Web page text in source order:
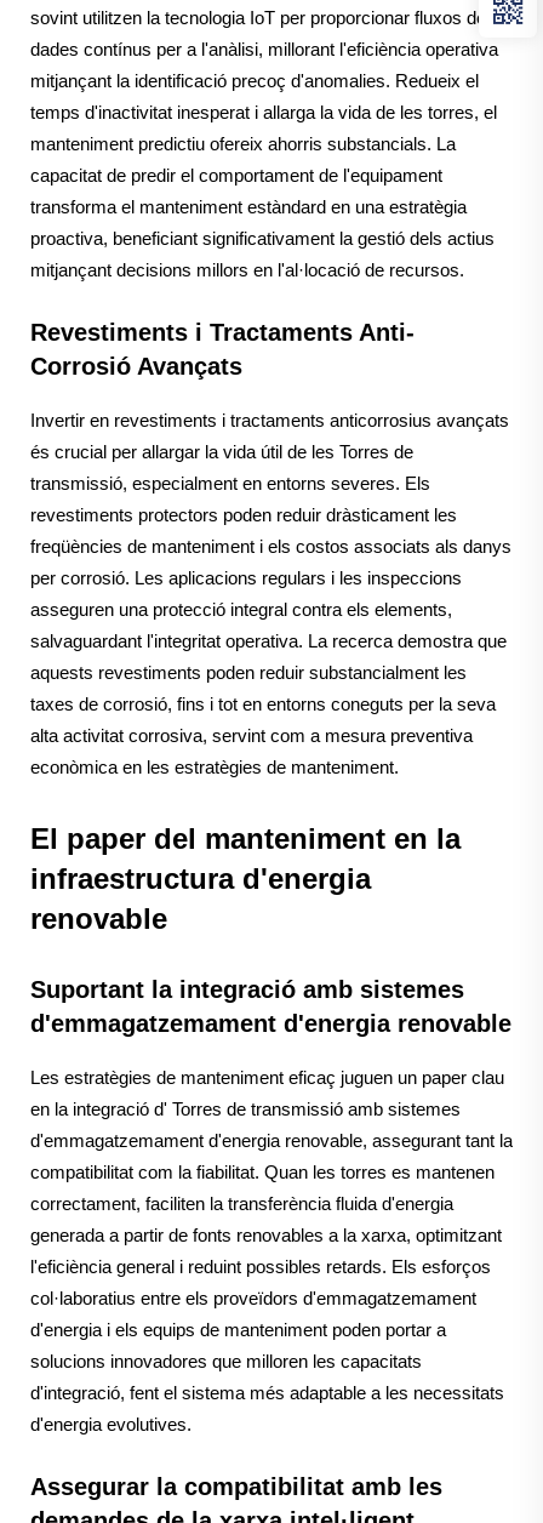
sovint utilitzen la tecnologia IoT per proporcionar fluxos de
dades contínus per a l'anàlisi, millorant l'eficiència operativa
mitjançant la identificació precoç d'anomalies. Redueix el
temps d'inactivitat inesperat i allarga la vida de les torres, el
manteniment predictiu ofereix ahorris substancials. La
capacitat de predir el comportament de l'equipament
transforma el manteniment estàndard en una estratègia
proactiva, beneficiant significativament la gestió dels actius
mitjançant decisions millors en l'al·locació de recursos.
Revestiments i Tractaments Anti-
Corrosió Avançats
Invertir en revestiments i tractaments anticorrosius avançats
és crucial per allargar la vida útil de les Torres de
transmissió, especialment en entorns severes. Els
revestiments protectors poden reduir dràsticament les
freqüències de manteniment i els costos associats als danys
per corrosió. Les aplicacions regulars i les inspeccions
asseguren una protecció integral contra els elements,
salvaguardant l'integritat operativa. La recerca demostra que
aquests revestiments poden reduir substancialment les
taxes de corrosió, fins i tot en entorns coneguts per la seva
alta activitat corrosiva, servint com a mesura preventiva
econòmica en les estratègies de manteniment.
El paper del manteniment en la
infraestructura d'energia
renovable
Suportant la integració amb sistemes
d'emmagatzemament d'energia renovable
Les estratègies de manteniment eficaç juguen un paper clau
en la integració d' Torres de transmissió amb sistemes
d'emmagatzemament d'energia renovable, assegurant tant la
compatibilitat com la fiabilitat. Quan les torres es mantenen
correctament, faciliten la transferència fluida d'energia
generada a partir de fonts renovables a la xarxa, optimitzant
l'eficiència general i reduint possibles retards. Els esforços
col·laboratius entre els proveïdors d'emmagatzemament
d'energia i els equips de manteniment poden portar a
solucions innovadores que milloren les capacitats
d'integració, fent el sistema més adaptable a les necessitats
d'energia evolutives.
Assegurar la compatibilitat amb les